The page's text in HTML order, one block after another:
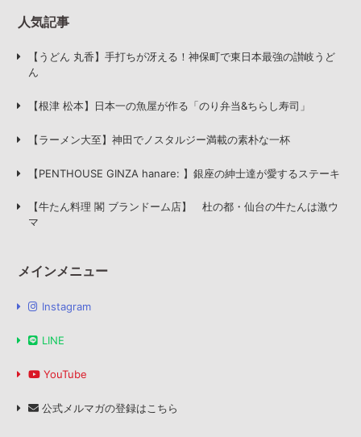
人気記事
【うどん 丸香】手打ちが冴える！神保町で東日本最強の讃岐うど
ん
【根津 松本】日本一の魚屋が作る「のり弁当&ちらし寿司」
【ラーメン大至】神田でノスタルジー満載の素朴な一杯
【PENTHOUSE GINZA hanare: 】銀座の紳士達が愛するステーキ
【牛たん料理 閣 ブランドーム店】 杜の都・仙台の牛たんは激ウ
マ
メインメニュー
Instagram
LINE
YouTube
公式メルマガの登録はこちら